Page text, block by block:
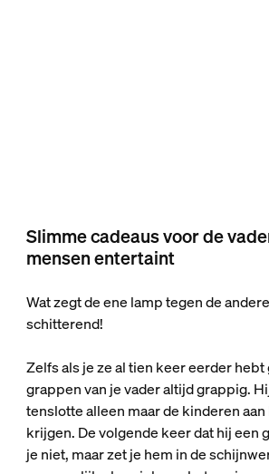
Slimme cadeaus voor de
mensen entertaint
Wat zegt de ene lamp tegen de
schitterend!
Zelfs als je ze al tien keer eerder
grappen van je vader altijd grappig.
tenslotte alleen maar de kinderen aan
krijgen. De volgende keer dat hij een
je niet, maar zet je hem in de